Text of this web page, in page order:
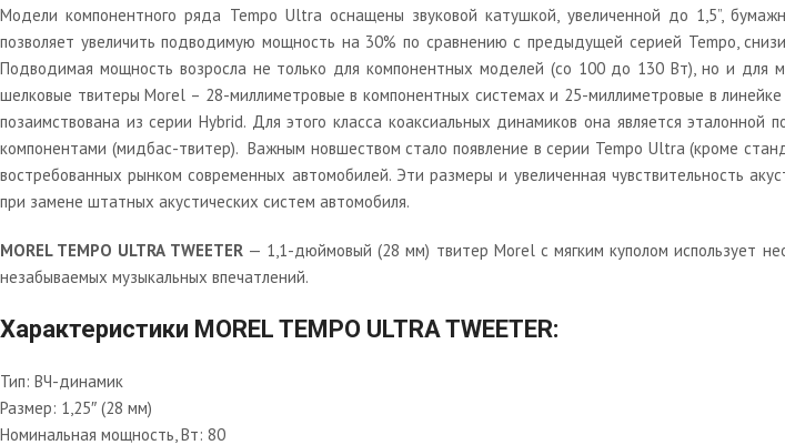
Модели компонентного ряда Tempo Ultra оснащены звуковой катушкой, увеличенной до 1,5”,
позволяет увеличить подводимую мощность на 30% по сравнению с предыдущей серией Tempo,
Подводимая мощность возросла не только для компонентных моделей (со 100 до 130 Вт), но и
шелковые твитеры Morel – 28-миллиметровые в компонентных системах и 25-миллиметровые в
позаимствована из серии Hybrid. Для этого класса коаксиальных динамиков она является
компонентами (мидбас-твитер). Важным новшеством стало появление в серии Tempo Ultra (кроме
востребованных рынком современных автомобилей. Эти размеры и увеличенная чувствительность
при замене штатных акустических систем автомобиля.
MOREL TEMPO ULTRA TWEETER — 1,1-дюймовый (28 мм) твитер Morel с мягким куполом использует
незабываемых музыкальных впечатлений.
Характеристики MOREL TEMPO ULTRA TWEETER:
Тип: ВЧ-динамик
Размер: 1,25″ (28 мм)
Номинальная мощность, Вт: 80